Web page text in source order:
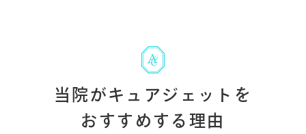
当院がキュアジェットを
おすすめする理由